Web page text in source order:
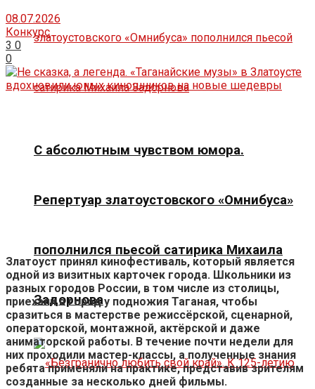
С абсолютным чувством юмора.
Репертуар златоустовского «Омнибуса»
пополнился пьесой сатирика Михаила
Задорнова
08.07.2026
Конкурс
3 0
0
Златоуст принял кинофестиваль, который является
одной из визитных карточек города. Школьники из
разных городов России, в том числе из столицы,
приехали в город у подножия Таганая, чтобы
сразиться в мастерстве режиссёрской, сценарной,
операторской, монтажной, актёрской и даже
аниматорской работы. В течение почти недели для
них проходили мастер-классы, а полученные знания
ребята применяли на практике, представив зрителям
созданные за несколько дней фильмы.